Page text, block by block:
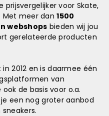
prijsvergelijker voor Skate,
Met meer dan1500
webshops bieden wij jou
gerelateerde producten
2012 en is daarmee één
van
de basis voor o.a.
een nog groter aanbod